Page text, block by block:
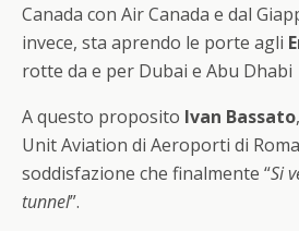
Canada con Air Canada e dal
invece, sta aprendo le porte agli
rotte da e per Dubai e Abu Dhabi
A questo proposito Ivan Bassato
Unit Aviation di Aeroporti di
soddisfazione che finalmente “Si
tunnel”.